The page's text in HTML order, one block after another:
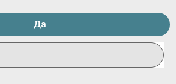
Да